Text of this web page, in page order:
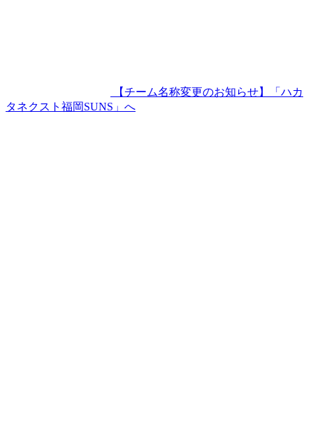
【チーム名称変更のお知らせ】「ハカ
タネクスト福岡SUNS」へ